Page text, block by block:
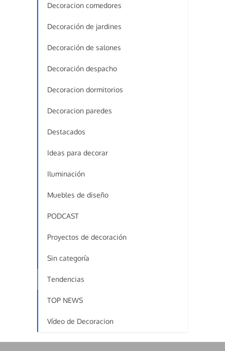
Decoracion comedores
Decoración de jardines
Decoración de salones
Decoración despacho
Decoracion dormitorios
Decoracion paredes
Destacados
Ideas para decorar
Iluminación
Muebles de diseño
PODCAST
Proyectos de decoración
Sin categoría
Tendencias
TOP NEWS
Vídeo de Decoracion